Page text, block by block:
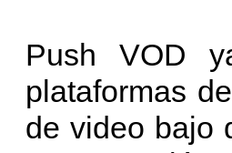
Push VOD
plataformas
de video bajo